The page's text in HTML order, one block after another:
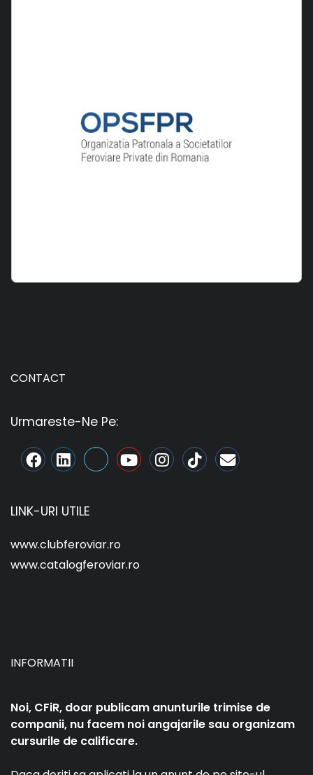
CONTACT
Urmareste-Ne Pe:
LINK-URI UTILE
www.clubferoviar.ro
www.catalogferoviar.ro
INFORMATII
Noi, CFiR, doar publicam anunturile trimise de
companii, nu facem noi angajarile sau organizam
cursurile de calificare.